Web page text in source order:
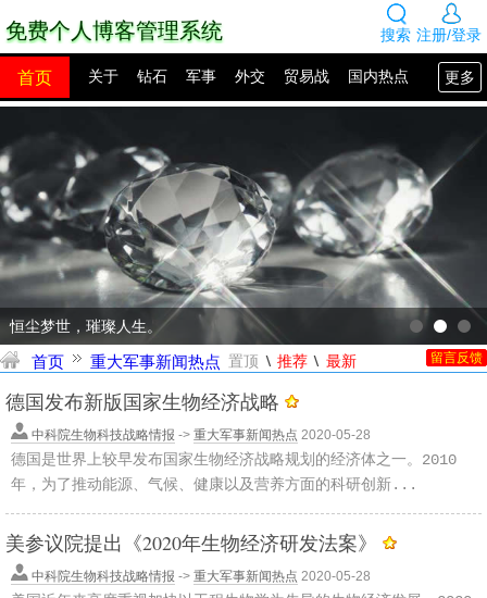
注册/登录
搜索
免费个人博客管理系统
更多
首页 关于 钻石 军事 外交 贸易战 国内热点
网站模板 源码下载 创业赚钱 图片展示 留言板
恒尘梦世，璀璨人生。
留言反馈
首页 重大军事新闻热点 置顶 \ 推荐 \ 最新
德国发布新版国家生物经济战略
中科院生物科技战略情报 -> 重大军事新闻热点 2020-05-28
德国是世界上较早发布国家生物经济战略规划的经济体之一。2010
年，为了推动能源、气候、健康以及营养方面的科研创新...
美参议院提出《2020年生物经济研发法案》
中科院生物科技战略情报 -> 重大军事新闻热点 2020-05-28